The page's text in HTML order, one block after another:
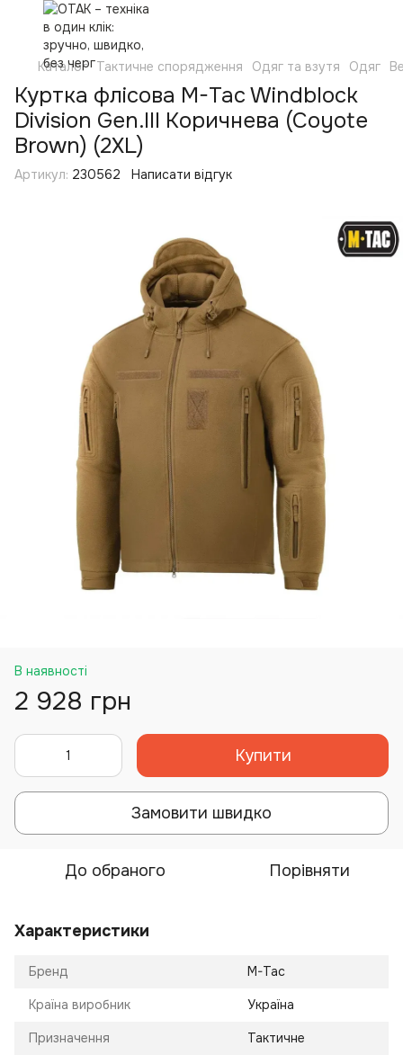
Каталог Тактичне спорядження Одяг та взутя Одяг
Куртка флісова M-Tac Windblock
Division Gen.III Коричнева (Coyote
Brown) (2XL)
Артикул: 230562 Написати відгук
В наявності
2 928 грн
Купити
Замовити швидко
До обраного Порівняти
Характеристики
Бренд M-Tac
Країна виробник Україна
Призначення Тактичне